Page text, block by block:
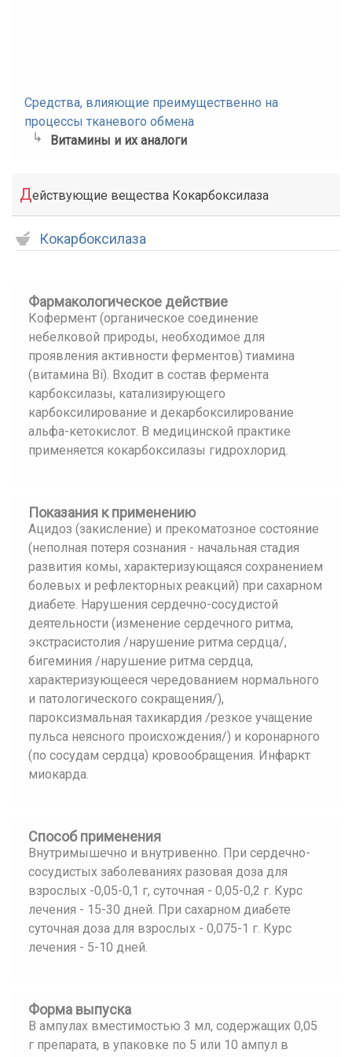
Средства, влияющие преимущественно на
процессы тканевого обмена
Витамины и их аналоги
Действующие вещества Кокарбоксилаза
Кокарбоксилаза
Фармакологическое действие
Кофермент (органическое соединение
небелковой природы, необходимое для
проявления активности ферментов) тиамина
(витамина Bi). Входит в состав фермента
карбоксилазы, катализирующего
карбоксилирование и декарбоксилирование
альфа-кетокислот. В медицинской практике
применяется кокарбоксилазы гидрохлорид.
Показания к применению
Ацидоз (закисление) и прекоматозное состояние
(неполная потеря сознания - начальная стадия
развития комы, характеризующаяся сохранением
болевых и рефлекторных реакций) при сахарном
диабете. Нарушения сердечно-сосудистой
деятельности (изменение сердечного ритма,
экстрасистолия /нарушение ритма сердца/,
бигеминия /нарушение ритма сердца,
характеризующееся чередованием нормального
и патологического сокращения/),
пароксизмальная тахикардия /резкое учащение
пульса неясного происхождения/) и коронарного
(по сосудам сердца) кровообращения. Инфаркт
миокарда.
Способ применения
Внутримышечно и внутривенно. При сердечно-
сосудистых заболеваниях разовая доза для
взрослых -0,05-0,1 г, суточная - 0,05-0,2 г. Курс
лечения - 15-30 дней. При сахарном диабете
суточная доза для взрослых - 0,075-1 г. Курс
лечения - 5-10 дней.
Форма выпуска
В ампулах вместимостью 3 мл, содержащих 0,05
г препарата, в упаковке по 5 или 10 ампул в